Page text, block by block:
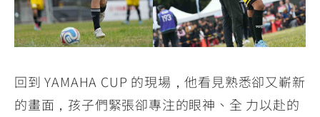
回到 YAMAHA CUP 的現場，他看見熟悉卻又嶄新
的畫面，孩子們緊張卻專注的眼神、全 力以赴的